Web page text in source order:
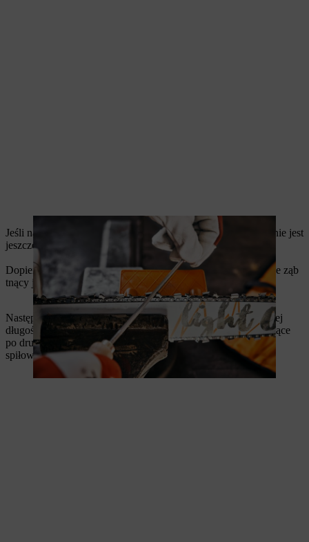
Jeśli na krawędzi tnącej wykryto refleksy świetlne, ząb tnący nie jest
jeszcze ostry.
Dopiero po zniknięciu refleksów świetlnych można założyć, że ząb
tnący jest dobrze naostrzony.
Następnie spiłuj wszystkie zęby tnące po tej stronie do tej samej
długości. Obróć pilarkę o 180 stopni i spiłuj wszystkie zęby tnące
po drugiej stronie. Upewnij się, że wszystkie zęby tnące są
spiłowane na długość zęba orientacyjnego.